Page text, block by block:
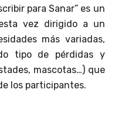
para Sanar” es un
vez dirigido a un
más variadas,
tipo de pérdidas y
mascotas…) que
los participantes.